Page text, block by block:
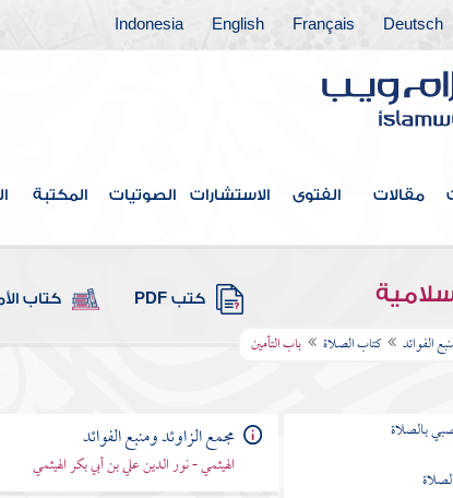
Deutsch
Français
English
Indonesia
مقالات الفتوى الاستشارات الصوتيات المكتبة
كتب PDF كتاب
الفوائد كتاب الصلاة باب التأمين
بالصلاة
مجمع الزاوئد ومنبع الفوائد
الهيثمي - نور الدين علي بن أبي بكر الهيثمي